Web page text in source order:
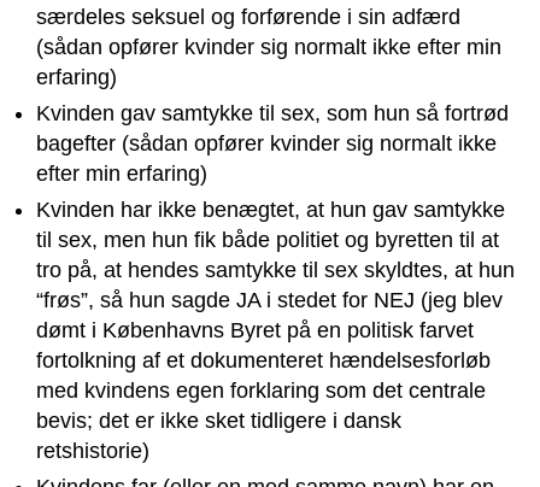
særdeles seksuel og forførende i sin adfærd
(sådan opfører kvinder sig normalt ikke efter min
erfaring)
Kvinden gav samtykke til sex, som hun så fortrød
bagefter (sådan opfører kvinder sig normalt ikke
efter min erfaring)
Kvinden har ikke benægtet, at hun gav samtykke
til sex, men hun fik både politiet og byretten til at
tro på, at hendes samtykke til sex skyldtes, at hun
“frøs”, så hun sagde JA i stedet for NEJ (jeg blev
dømt i Københavns Byret på en politisk farvet
fortolkning af et dokumenteret hændelsesforløb
med kvindens egen forklaring som det centrale
bevis; det er ikke sket tidligere i dansk
retshistorie)